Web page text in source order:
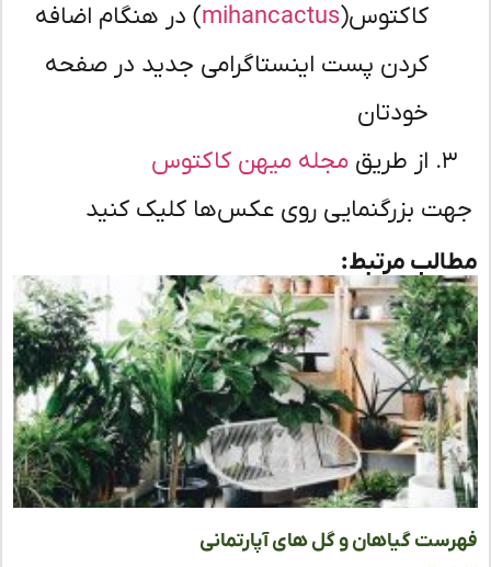
کاکتوس(mihancactus) در هنگام اضافه
کردن پست اینستاگرامی جدید در صفحه
خودتان
از طریقمجله میهن کاکتوس
بزرگنمایی روی عکس‌ها کلیک کنید
مرتبط:
گیاهان و گل های آپارتمانی